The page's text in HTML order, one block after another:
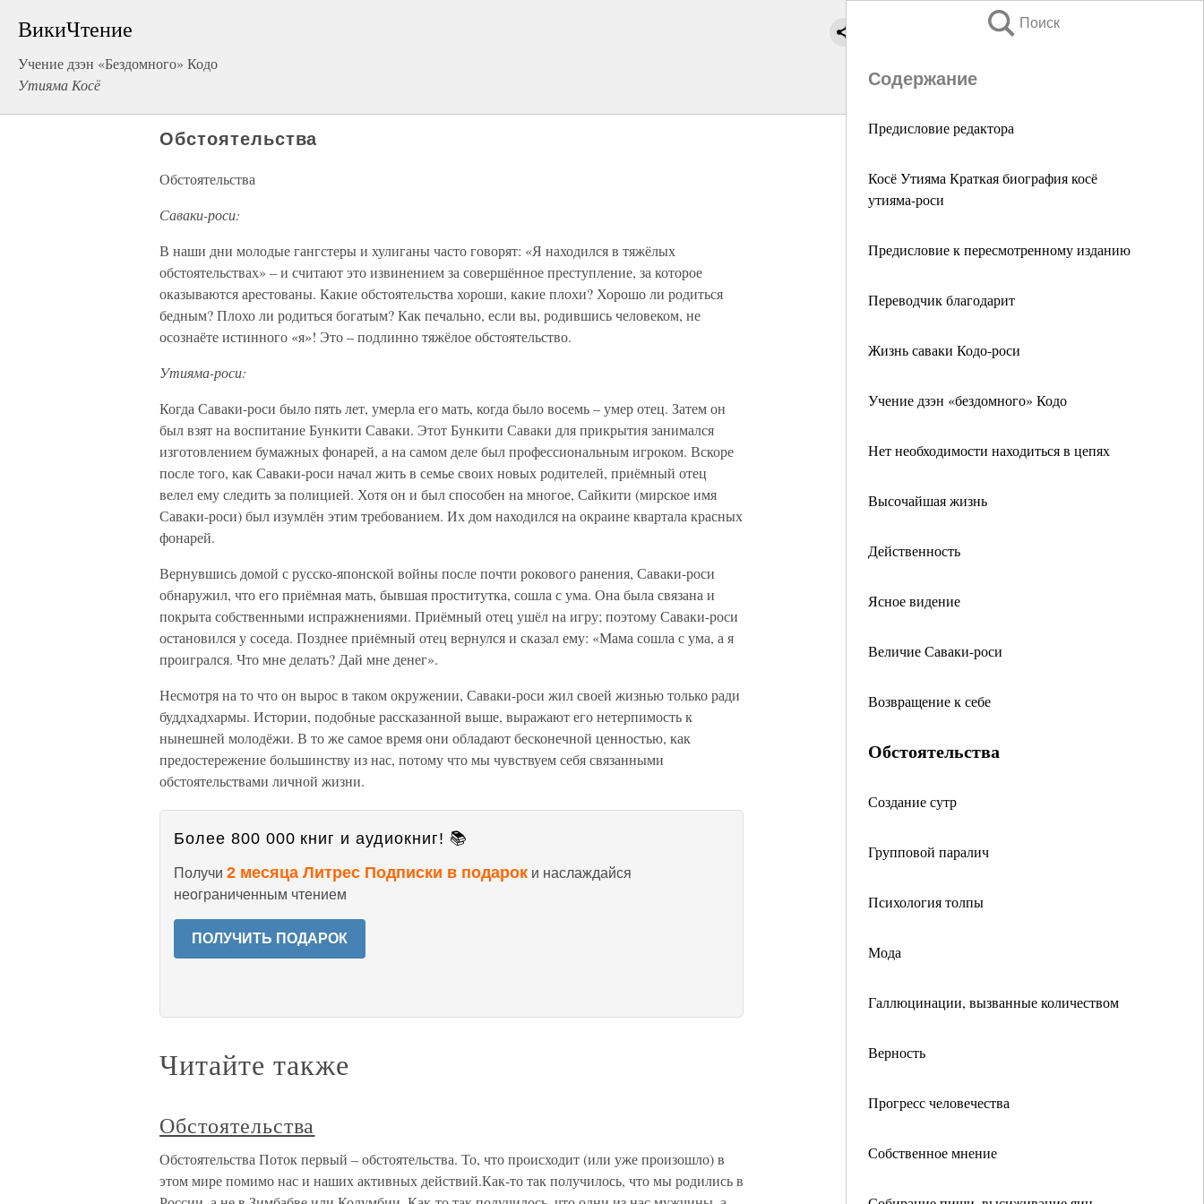
ВикиЧтение
Учение дзэн «Бездомного» Кодо
Утияма Косё
Поиск
Содержание
Предисловие редактора
Косё Утияма Краткая биография косё
утияма-роси
Предисловие к пересмотренному изданию
Переводчик благодарит
Жизнь саваки Кодо-роси
Учение дзэн «бездомного» Кодо
Нет необходимости находиться в цепях
Высочайшая жизнь
Действенность
Ясное видение
Величие Саваки-роси
Возвращение к себе
Обстоятельства
Создание сутр
Групповой паралич
Психология толпы
Мода
Галлюцинации, вызванные количеством
Верность
Прогресс человечества
Собственное мнение
Обстоятельства
Обстоятельства
Саваки-роси:
В наши дни молодые гангстеры и хулиганы часто говорят: «Я находился в тяжёлых
обстоятельствах» – и считают это извинением за совершённое преступление, за которое
оказываются арестованы. Какие обстоятельства хороши, какие плохи? Хорошо ли родиться
бедным? Плохо ли родиться богатым? Как печально, если вы, родившись человеком, не
осознаёте истинного «я»! Это – подлинно тяжёлое обстоятельство.
Утияма-роси:
Когда Саваки-роси было пять лет, умерла его мать, когда было восемь – умер отец. Затем он
был взят на воспитание Бункити Саваки. Этот Бункити Саваки для прикрытия занимался
изготовлением бумажных фонарей, а на самом деле был профессиональным игроком. Вскоре
после того, как Саваки-роси начал жить в семье своих новых родителей, приёмный отец
велел ему следить за полицией. Хотя он и был способен на многое, Сайкити (мирское имя
Саваки-роси) был изумлён этим требованием. Их дом находился на окраине квартала красных
фонарей.
Вернувшись домой с русско-японской войны после почти рокового ранения, Саваки-роси
обнаружил, что его приёмная мать, бывшая проститутка, сошла с ума. Она была связана и
покрыта собственными испражнениями. Приёмный отец ушёл на игру; поэтому Саваки-роси
остановился у соседа. Позднее приёмный отец вернулся и сказал ему: «Мама сошла с ума, а я
проигрался. Что мне делать? Дай мне денег».
Несмотря на то что он вырос в таком окружении, Саваки-роси жил своей жизнью только ради
буддхадхармы. Истории, подобные рассказанной выше, выражают его нетерпимость к
нынешней молодёжи. В то же самое время они обладают бесконечной ценностью, как
предостережение большинству из нас, потому что мы чувствуем себя связанными
обстоятельствами личной жизни.
Более 800 000 книг и аудиокниг! 📚
Получи 2 месяца Литрес Подписки в подарок и наслаждайся
неограниченным чтением
ПОЛУЧИТЬ ПОДАРОК
Читайте также
Обстоятельства
Обстоятельства Поток первый – обстоятельства. То, что происходит (или уже произошло) в
этом мире помимо нас и наших активных действий.Как-то так получилось, что мы родились в